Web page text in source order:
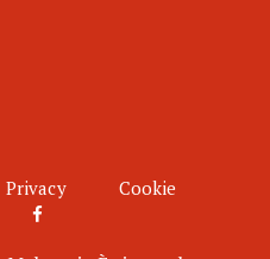
Privacy Cookie